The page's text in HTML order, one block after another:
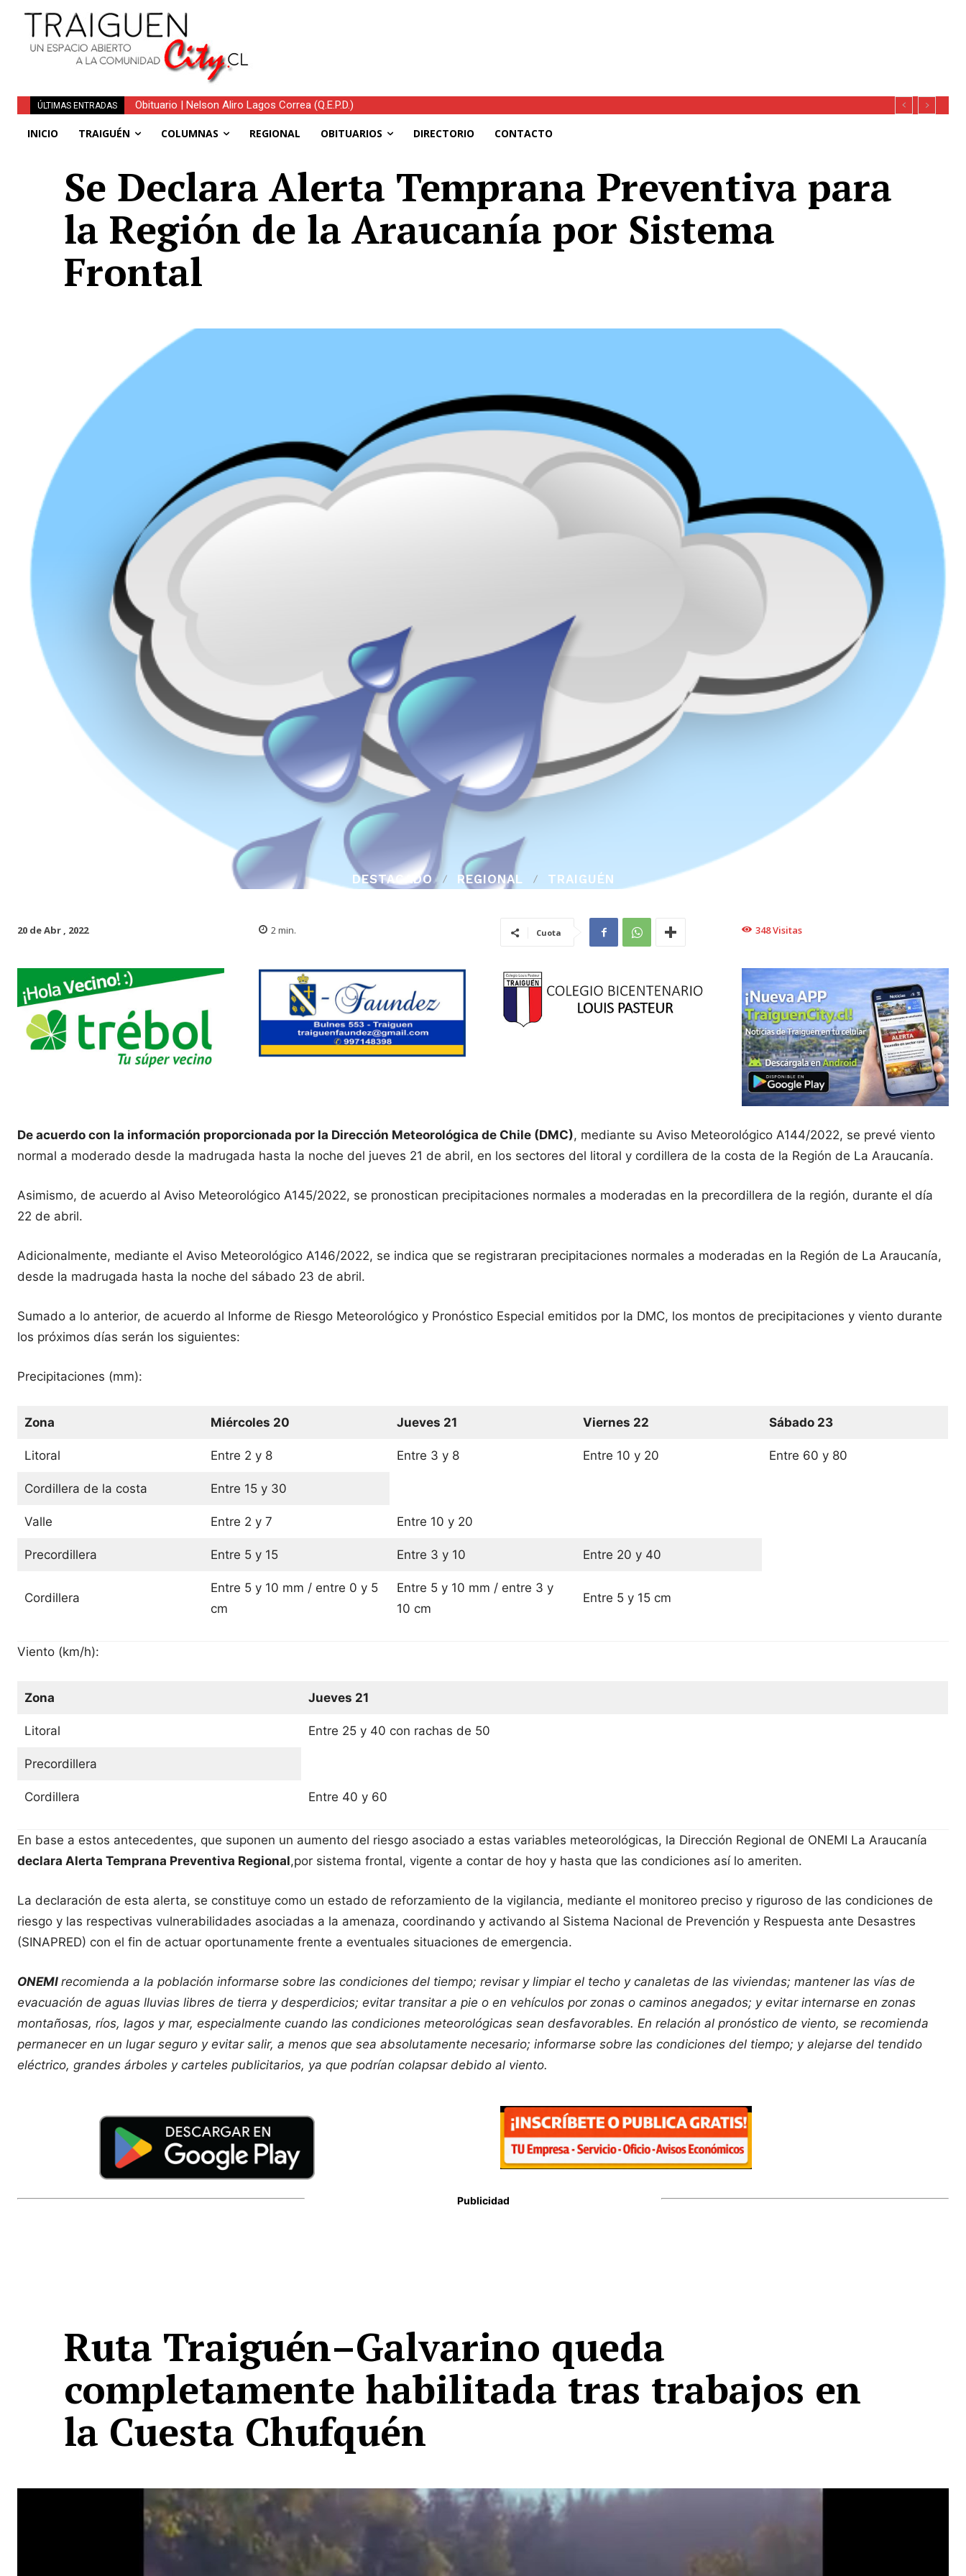
ÚLTIMAS ENTRADAS Obituario | Nelson Aliro Lagos Correa (Q.E.P.D.)
INICIO TRAIGUÉN COLUMNAS REGIONAL OBITUARIOS DIRECTORIO CONTACTO
Se Declara Alerta Temprana Preventiva para
la Región de la Araucanía por Sistema
Frontal
DESTACADO REGIONAL TRAIGUÉN
20 de Abr , 2022 2 min. Cuota 348Visitas
De acuerdo con la información proporcionada por la Dirección Meteorológica de Chile (DMC), mediante su Aviso Meteorológico A144/2022, se prevé viento
normal a moderado desde la madrugada hasta la noche del jueves 21 de abril, en los sectores del litoral y cordillera de la costa de la Región de La Araucanía.
Asimismo, de acuerdo al Aviso Meteorológico A145/2022, se pronostican precipitaciones normales a moderadas en la precordillera de la región, durante el día
22 de abril.
Adicionalmente, mediante el Aviso Meteorológico A146/2022, se indica que se registraran precipitaciones normales a moderadas en la Región de La Araucanía,
desde la madrugada hasta la noche del sábado 23 de abril.
Sumado a lo anterior, de acuerdo al Informe de Riesgo Meteorológico y Pronóstico Especial emitidos por la DMC, los montos de precipitaciones y viento durante
los próximos días serán los siguientes:
Precipitaciones (mm):
Zona Miércoles 20 Jueves 21 Viernes 22 Sábado 23
Litoral Entre 2 y 8 Entre 3 y 8 Entre 10 y 20 Entre 60 y 80
Cordillera de la costa Entre 15 y 30
Valle Entre 2 y 7 Entre 10 y 20
Precordillera Entre 5 y 15 Entre 3 y 10 Entre 20 y 40
Cordillera
Entre 5 y 10 mm / entre 0 y 5
cm
Entre 5 y 10 mm / entre 3 y
10 cm
Entre 5 y 15 cm
Viento (km/h):
Zona Jueves 21
Litoral Entre 25 y 40 con rachas de 50
Precordillera
Cordillera Entre 40 y 60
En base a estos antecedentes, que suponen un aumento del riesgo asociado a estas variables meteorológicas, la Dirección Regional de ONEMI La Araucanía
declara Alerta Temprana Preventiva Regional,por sistema frontal, vigente a contar de hoy y hasta que las condiciones así lo ameriten.
La declaración de esta alerta, se constituye como un estado de reforzamiento de la vigilancia, mediante el monitoreo preciso y riguroso de las condiciones de
riesgo y las respectivas vulnerabilidades asociadas a la amenaza, coordinando y activando al Sistema Nacional de Prevención y Respuesta ante Desastres
(SINAPRED) con el fin de actuar oportunamente frente a eventuales situaciones de emergencia.
ONEMI recomienda a la población informarse sobre las condiciones del tiempo; revisar y limpiar el techo y canaletas de las viviendas; mantener las vías de
evacuación de aguas lluvias libres de tierra y desperdicios; evitar transitar a pie o en vehículos por zonas o caminos anegados; y evitar internarse en zonas
montañosas, ríos, lagos y mar, especialmente cuando las condiciones meteorológicas sean desfavorables. En relación al pronóstico de viento, se recomienda
permanecer en un lugar seguro y evitar salir, a menos que sea absolutamente necesario; informarse sobre las condiciones del tiempo; y alejarse del tendido
eléctrico, grandes árboles y carteles publicitarios, ya que podrían colapsar debido al viento.
Publicidad